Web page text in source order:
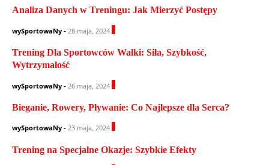
Analiza Danych w Treningu: Jak Mierzyć Postępy
wySportowaNy - 28 maja, 2024
Trening Dla Sportowców Walki: Siła, Szybkość,
Wytrzymałość
wySportowaNy - 26 maja, 2024
Bieganie, Rowery, Pływanie: Co Najlepsze dla Serca?
wySportowaNy - 23 maja, 2024
Trening na Specjalne Okazje: Szybkie Efekty